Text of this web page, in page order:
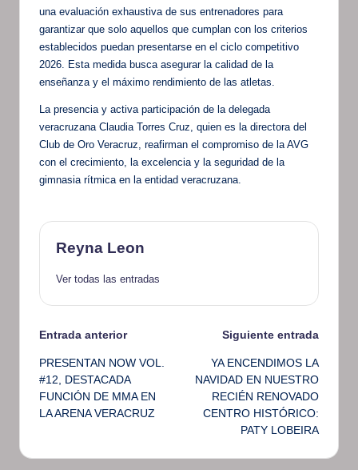
una evaluación exhaustiva de sus entrenadores para
garantizar que solo aquellos que cumplan con los criterios
establecidos puedan presentarse en el ciclo competitivo
2026. Esta medida busca asegurar la calidad de la
enseñanza y el máximo rendimiento de las atletas.
La presencia y activa participación de la delegada
veracruzana Claudia Torres Cruz, quien es la directora del
Club de Oro Veracruz, reafirman el compromiso de la AVG
con el crecimiento, la excelencia y la seguridad de la
gimnasia rítmica en la entidad veracruzana.
Reyna Leon
Ver todas las entradas
Navegación
de
entradas
Entrada anterior
PRESENTAN NOW VOL.
#12, DESTACADA
FUNCIÓN DE MMA EN
LA ARENA VERACRUZ
Siguiente entrada
YA ENCENDIMOS LA
NAVIDAD EN NUESTRO
RECIÉN RENOVADO
CENTRO HISTÓRICO:
PATY LOBEIRA